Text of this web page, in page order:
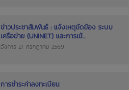
ข่าวประชาสัมพันธ์ : แจ้งเหตุขัดข้อง ระบบ
เครือข่าย (UNINET) และการเข้...
อังคาร 21 กรกฎาคม 2569
การชำระค่าลงทะเบียน